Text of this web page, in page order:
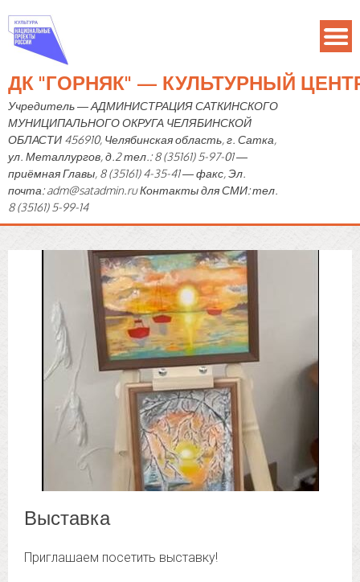
ДК "ГОРНЯК" — КУЛЬТУРНЫЙ
Учредитель — АДМИНИСТРАЦИЯ САТКИНСКОГО
МУНИЦИПАЛЬНОГО ОКРУГА ЧЕЛЯБИНСКОЙ
ОБЛАСТИ 456910, Челябинская область, г. Сатка,
ул. Металлургов, д.2 тел.: 8 (35161) 5-97-01 —
приёмная Главы, 8 (35161) 4-35-41 — факс, Эл.
почта: adm@satadmin.ru Контакты для СМИ: тел.
8 (35161) 5-99-14
Выставка
Приглашаем посетить выставку!